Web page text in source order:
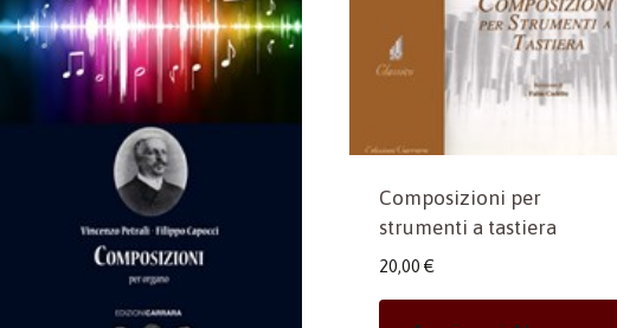
Composizioni per
strumenti a tastiera
20,00 €